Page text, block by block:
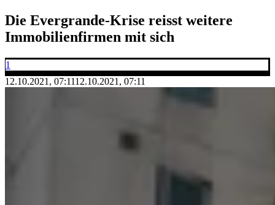
Die Evergrande-Krise reisst weitere
Immobilienfirmen mit sich
1
12.10.2021, 07:1112.10.2021, 07:11